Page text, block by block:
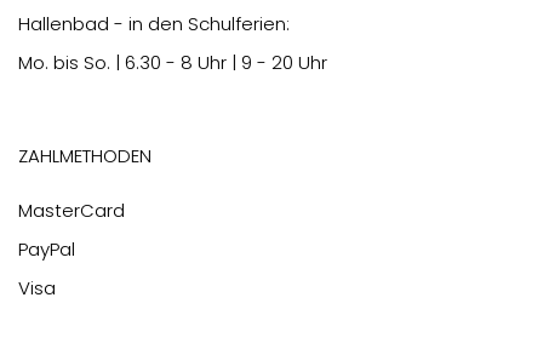
Hallenbad - in den Schulferien:
Mo. bis So. | 6.30 - 8 Uhr | 9 - 20 Uhr
Zahlmethoden
MasterCard
PayPal
Visa